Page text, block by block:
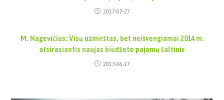
2017-07-27
M. Nagevičius: Visų užmirštas, bet neišvengiamai 2014 m.
atsirasiantis naujas biudžeto pajamų šaltinis
2013-06-17